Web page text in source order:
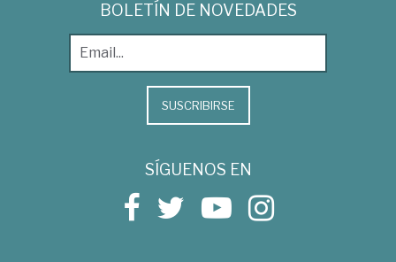
BOLETÍN DE NOVEDADES
SUSCRIBIRSE
SÍGUENOS EN